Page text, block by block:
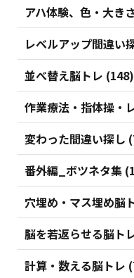
アハ体験、色・大き
レベルアップ間違い
並べ替え脳トレ (148)
作業療法・指体操・
変わった間違い探し
番外編_ボツネタ集
穴埋め・マス埋め脳
脳を若返らせる脳ト
計算・数える脳トレ